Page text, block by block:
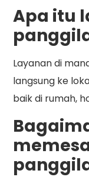
Apa itu
Layanan di
langsung ke
baik di rumah,